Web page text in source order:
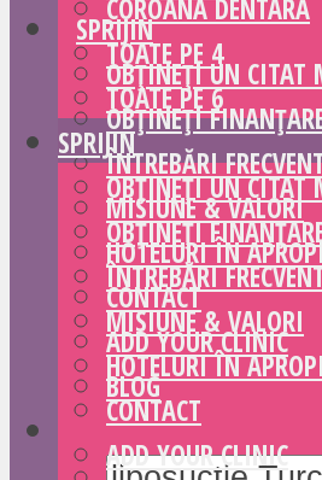
SPRIJIN
OBȚINEȚI UN CITAT
OBȚINEȚI
ÎNTREBĂRI
MISIUNE & VALORI
HOTELURI ÎN
CONTACT
ADD YOUR CLINIC
BLOG
COROANĂ DENTARĂ
TOATE PE 4
TOATE PE 6
SPRIJIN
OBȚINEȚI UN CITAT
OBȚINEȚI
ÎNTREBĂRI
MISIUNE & VALORI
HOTELURI ÎN
CONTACT
ADD YOUR CLINIC